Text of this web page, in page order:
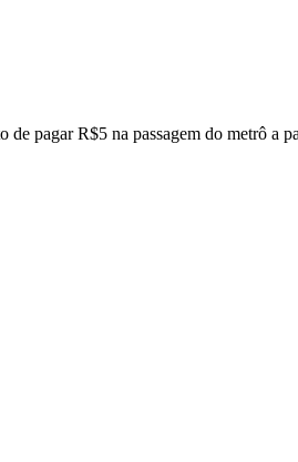
de pagar R$5 na passagem do metrô a